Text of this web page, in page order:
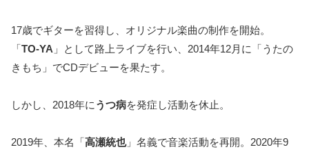
17歳でギターを習得し、オリジナル楽曲の制作を開始。
「TO-YA 」として路上ライブを行い、2014年12月に「うたの
きもち」でCDデビューを果たす。
しかし、2018年に うつ病を発症し活動を休止。
2019年、本名「高瀬統也」名義で音楽活動を再開。2020年9